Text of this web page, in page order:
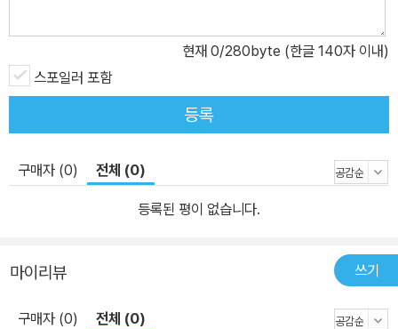
현재 0/280byte (한글 140자 이내)
스포일러 포함
등록
구매자 (0) 전체 (0)
등록된 평이 없습니다.
마이리뷰 쓰기
구매자 (0) 전체 (0)